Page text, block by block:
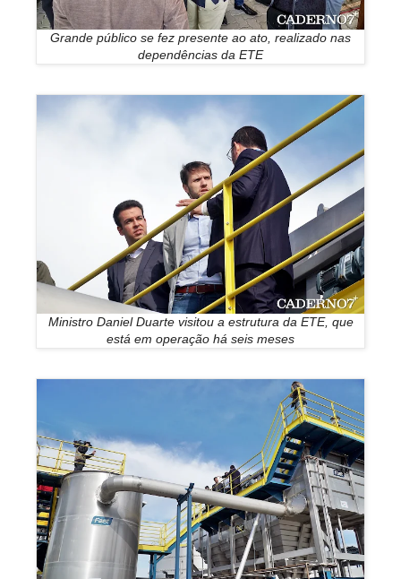
Grande público se fez presente ao ato, realizado nas
dependências da ETE
Ministro Daniel Duarte visitou a estrutura da ETE, que
está em operação há seis meses